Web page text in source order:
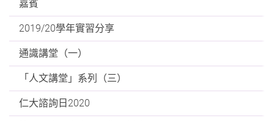
嘉賓
2019/20學年實習分享
通識講堂（一）
「人文講堂」系列（三）
仁大諮詢日2020